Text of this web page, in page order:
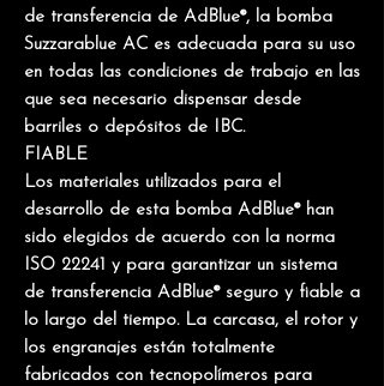
de transferencia de AdBlue®, la bomba
Suzzarablue AC es adecuada para su uso
en todas las condiciones de trabajo en las
que sea necesario dispensar desde
barriles o depósitos de IBC.
FIABLE
Los materiales utilizados para el
desarrollo de esta bomba AdBlue® han
sido elegidos de acuerdo con la norma
ISO 22241 y para garantizar un sistema
de transferencia AdBlue®seguro y fiable a
lo largo del tiempo. La carcasa, el rotor y
los engranajes están totalmente
fabricados con tecnopolímeros para